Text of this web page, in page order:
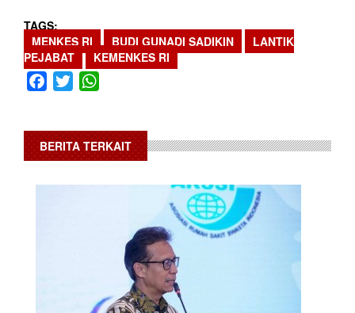
TAGS
MENKES RI
BUDI GUNADI SADIKIN
LANTIK
PEJABAT
KEMENKES RI
Facebook
Twitter
BERITA TERKAIT